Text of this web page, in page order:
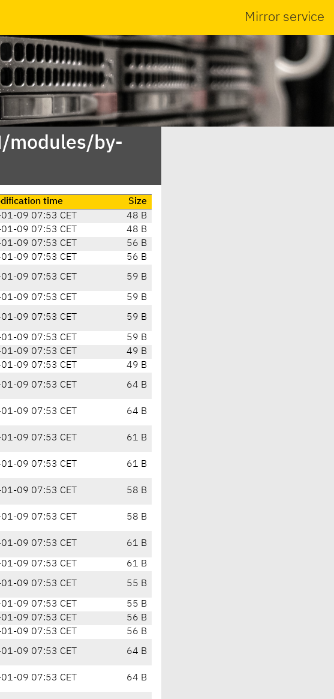
Mirror service
modules/by-
time
Size
09 07:53 CET
48 B
09 07:53 CET
48 B
09 07:53 CET
56 B
09 07:53 CET
56 B
09 07:53 CET 59 B
09 07:53 CET
59 B
09 07:53 CET 59 B
09 07:53 CET
59 B
09 07:53 CET
49 B
09 07:53 CET
49 B
09 07:53 CET 64 B
09 07:53 CET 64 B
09 07:53 CET 61 B
09 07:53 CET 61 B
09 07:53 CET 58 B
09 07:53 CET 58 B
09 07:53 CET 61 B
09 07:53 CET
61 B
09 07:53 CET 55 B
09 07:53 CET
55 B
09 07:53 CET
56 B
09 07:53 CET
56 B
09 07:53 CET 64 B
09 07:53 CET 64 B